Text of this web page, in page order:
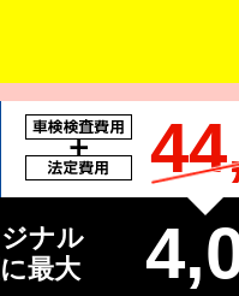
ナル
最大